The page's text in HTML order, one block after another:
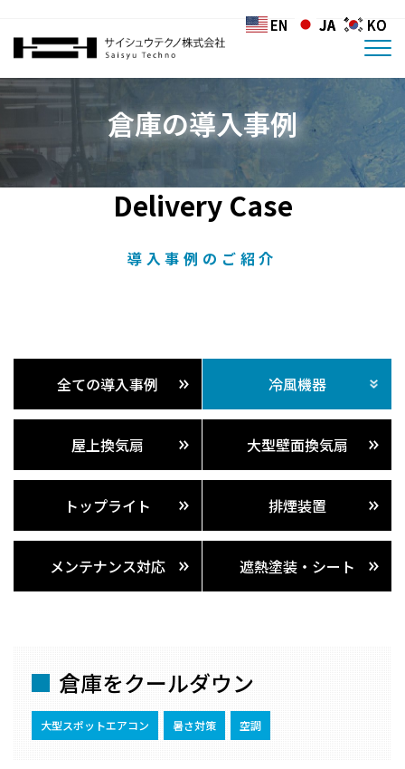
倉庫の導入事例
Delivery Case
導入事例のご紹介
全ての導入事例 冷風機器
屋上換気扇 大型壁面換気扇
トップライト 排煙装置
メンテナンス対応 遮熱塗装・シート
倉庫をクールダウン
大型スポットエアコン 暑さ対策 空調
EN JA KO
EN JA KO